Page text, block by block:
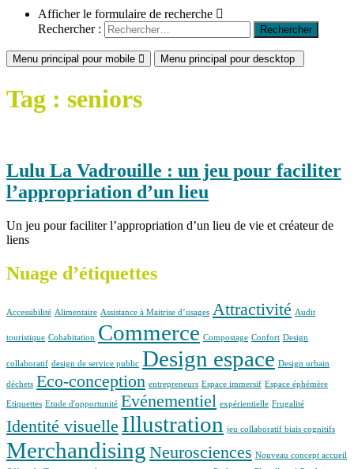
Afficher le formulaire de recherche
Rechercher :
Menu principal pour mobile Menu principal pour descktop
Tag : seniors
Lulu La Vadrouille : un jeu pour faciliter
l’appropriation d’un lieu
Un jeu pour faciliter l’appropriation d’un lieu de vie et créateur de
liens
Nuage d’étiquettes
Accessibilité Alimentaire Assistance à Maitrise d’usages Attractivité Audit
touristique Cohabitation Commerce Compostage Confort Design
collaboratif design de service public Design espace Design urbain
déchets Eco-conception entrepreneurs Espace immersif Espace éphémère
Etiquettes Etude d'opportunité Evénementiel expérientielle Frugalité
Identité visuelle Illustration jeu collaboratif biais cognitifs
Merchandising Neurosciences Nouveau concept accueil